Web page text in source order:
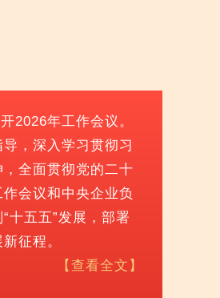
2026年工作会议。
，深入学习贯彻习
全面贯彻党的二十
会议和中央企业负
十五五”发展，部署
征程。
【查看全文】